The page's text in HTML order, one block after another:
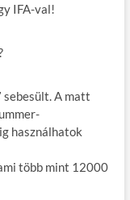
IFA-val!
A matt
használhatok
több mint 12000